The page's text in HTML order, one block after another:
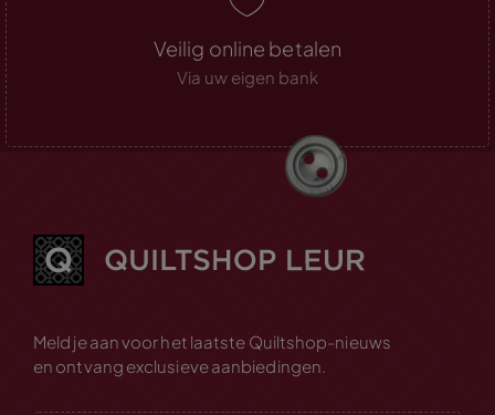
Veilig online betalen
Via uw eigen bank
Meld je aan voor het laatste Quiltshop-nieuws
en ontvang exclusieve aanbiedingen.